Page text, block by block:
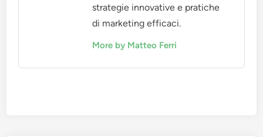
strategie innovative e pratiche
di marketing efficaci.
More by Matteo Ferri